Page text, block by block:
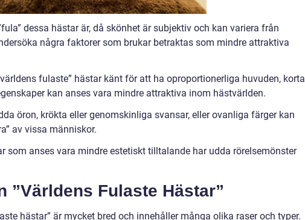
dessa hästar är, då skönhet är subjektiv och kan variera från
några faktorer som brukar betraktas som mindre attraktiva
fulaste” hästar känt för att ha oproportionerliga huvuden, korta
kan anses vara mindre attraktiva inom hästvärlden.
öron, krökta eller genomskinliga svansar, eller ovanliga färger kan
av vissa människor.
som anses vara mindre estetiskt tilltalande har udda rörelsemönster
”Världens Fulaste Hästar”
hästar” är mycket bred och innehåller många olika raser och typer.